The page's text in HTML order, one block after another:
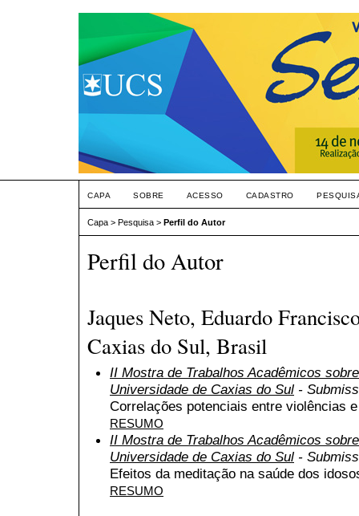
CAPA SOBRE ACESSO CADASTRO
Capa > Pesquisa > Perfil do Autor
Perfil do Autor
Jaques Neto, Eduardo
Caxias do Sul, Brasil
II Mostra de Trabalhos Acadêmicos
Universidade de Caxias do Sul -
Correlações potenciais entre violências
RESUMO
II Mostra de Trabalhos Acadêmicos
Universidade de Caxias do Sul -
Efeitos da meditação na saúde dos
RESUMO